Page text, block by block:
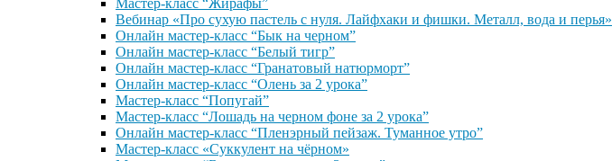
Мастер-класс “Жирафы”
Вебинар «Про сухую пастель с нуля. Лайфхаки и фишки. Металл, вода и перья»
Онлайн мастер-класс “Бык на черном”
Онлайн мастер-класс “Белый тигр”
Онлайн мастер-класс “Гранатовый натюрморт”
Онлайн мастер-класс “Олень за 2 урока”
Мастер-класс “Попугай”
Мастер-класс “Лошадь на черном фоне за 2 урока”
Онлайн мастер-класс “Пленэрный пейзаж. Туманное утро”
Мастер-класс «Суккулент на чёрном»